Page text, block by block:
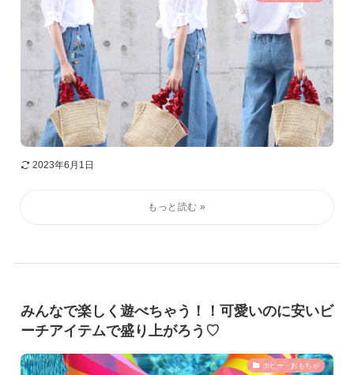
2023年6月1日
みんなで楽しく遊べちゃう！！可愛いのに安いビ
ーチアイテムで盛り上がろう♡
ホビー・おもちゃ